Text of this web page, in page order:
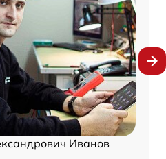
Иванов